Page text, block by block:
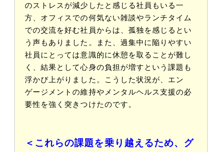
のストレスが減少したと感じる社員もいる一
方、オフィスでの何気ない雑談やランチタイム
での交流を好む社員からは、孤独を感じるとい
う声もありました。また、過集中に陥りやすい
社員にとっては意識的に休憩を取ることが難し
く、結果として心身の負担が増すという課題も
浮かび上がりました。こうした状況が、エン
ゲージメントの維持やメンタルヘルス支援の必
要性を強く突きつけたのです。
＜これらの課題を乗り越えるため、グ